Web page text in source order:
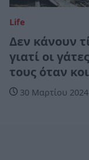
Life
Δεν κάνουν
γιατί οι
τους όταν
30 Μαρτίου